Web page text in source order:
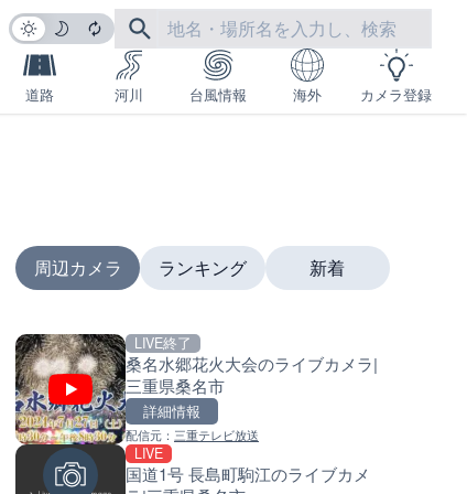
道路 河川 台風情報 海外 カメラ登録
周辺カメラ
LIVE終了
桑名水郷花火大会のライブカメラ|
三重県桑名市
詳細情報
配信元： 三重テレビ放送
LIVE
国道1号 長島町駒江のライブカメ
ランキング
多摩川 日野橋水位観測所のラ
配信元：
東京都道405号外濠環状線 市
新着
南出川水門付近のライブカメ
配信元：
比井川水門付近から比井崎海